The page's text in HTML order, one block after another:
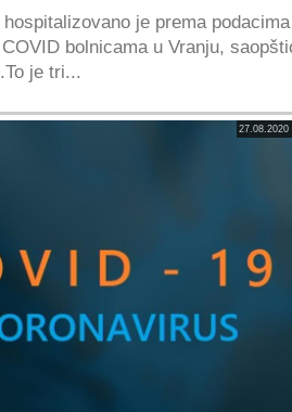
je prema
bolnicama u Vranju,
je tri...
27.08.2020